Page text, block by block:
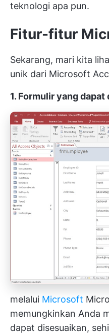
teknologi apa pun.
Fitur-fitur
Sekarang, mari kita
unik dari Microsoft
1. Formulir yang
melalui Microsoft
memungkinkan Anda
dapat disesuaikan,